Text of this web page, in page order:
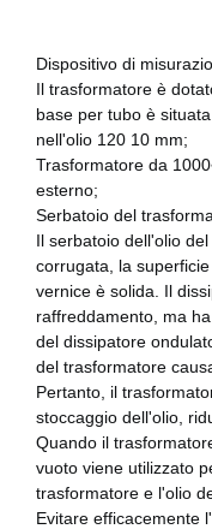
Dispositivo di
Il trasformatore è
base per tubo è
nell'olio 120 10 mm;
Trasformatore da
esterno;
Serbatoio del
Il serbatoio dell'olio
corrugata, la
vernice è solida. Il
raffreddamento, ma
del dissipatore
del trasformatore
Pertanto, il
stoccaggio dell'olio,
Quando il
vuoto viene utilizzato
trasformatore e l'olio
Evitare efficacemente